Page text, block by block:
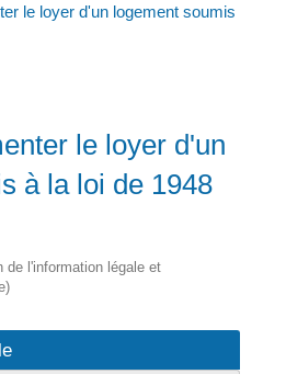
le loyer d'un logement soumis
le loyer d'un
à la loi de 1948
de l'information légale et